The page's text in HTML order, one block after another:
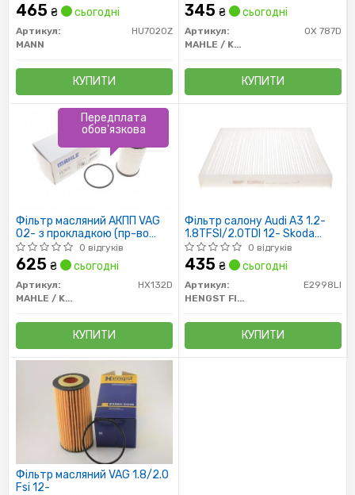
465 ₴ сьогодні
Артикул:
HU7020Z
MANN
КУПИТИ
345 ₴ сьогодні
Артикул:
OX 787D
MAHLE / KNECHT
КУПИТИ
Фільтр масляний АКПП VAG
02- з прокладкою (пр-во
KNECHT-MAHLE)0 відгуків
625 ₴ сьогодні
Артикул:
HX132D
MAHLE / KNECHT
КУПИТИ
Передплата
обов'язкова
Фільтр салону Audi A3 1.2-
1.8TFSI/2.0TDI 12- Skoda
Octavia 1.2-1.8TSI 12- VW Golf
VII 1.2-1.4TSI 1.6-2.0TDI 12-
0 відгуків
435 ₴ сьогодні
Артикул:
E2998LI
HENGST FILTER
КУПИТИ
Фільтр масляний VAG 1.8/2.0
Fsi 12-